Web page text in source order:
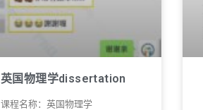
英国物理学dissertation
课程名称：英国物理学